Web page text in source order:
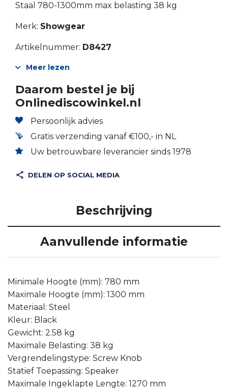
Staal 780-1300mm max belasting 38 kg
Merk: Showgear
Artikelnummer: D8427
Meer lezen
Daarom bestel je bij
Onlinediscowinkel.nl
Persoonlijk advies
Gratis verzending vanaf €100,- in NL
Uw betrouwbare leverancier sinds 1978
DELEN OP SOCIAL MEDIA
Beschrijving
Aanvullende informatie
Minimale Hoogte (mm): 780 mm
Maximale Hoogte (mm): 1300 mm
Materiaal: Steel
Kleur: Black
Gewicht: 2.58 kg
Maximale Belasting: 38 kg
Vergrendelingstype: Screw Knob
Statief Toepassing: Speaker
Maximale Ingeklapte Lengte: 1270 mm